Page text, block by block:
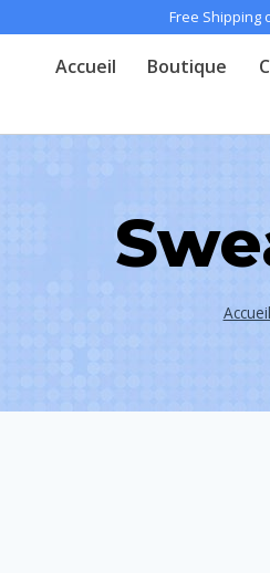
Free Shipping
Accueil Boutique
Accueil